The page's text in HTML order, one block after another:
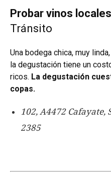
Probar vinos
Tránsito
Una bodega chica, muy
la degustación tiene un
ricos. La degustación
copas.
102, A4472 Cafayate,
2385